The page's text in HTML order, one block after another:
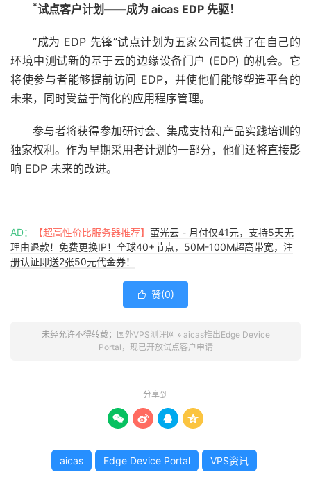
*试点客户计划——成为 aicas EDP 先驱！
“成为 EDP 先锋”试点计划为五家公司提供了在自己的
环境中测试新的基于云的边缘设备门户 (EDP) 的机会。它
将使参与者能够提前访问 EDP，并使他们能够塑造平台的
未来，同时受益于简化的应用程序管理。
参与者将获得参加研讨会、集成支持和产品实践培训的
独家权利。作为早期采用者计划的一部分，他们还将直接影
响 EDP 未来的改进。
AD： 【超高性价比服务器推荐】 萤光云 - 月付仅41元，支持5天无
理由退款！免费更换IP！全球40+节点，50M-100M超高带宽，注
册认证即送2张50元代金券！
 赞(0)
未经允许不得转载； 国外VPS测评网 » aicas推出Edge Device
Portal，现已开放试点客户申请
分享到
   
aicas Edge Device Portal VPS资讯